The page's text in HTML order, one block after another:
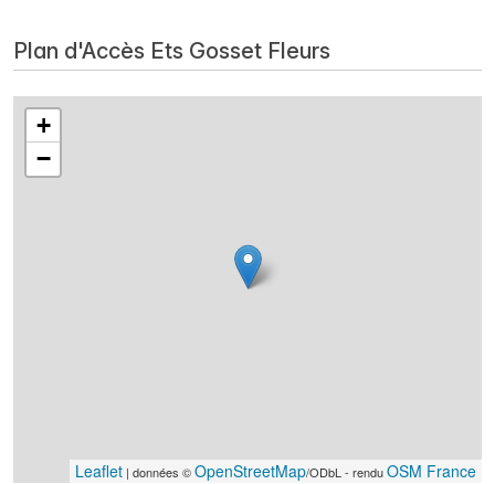
Plan d'Accès Ets Gosset Fleurs
+
−
Leaflet | données ©OpenStreetMap/ODbL - renduOSM France